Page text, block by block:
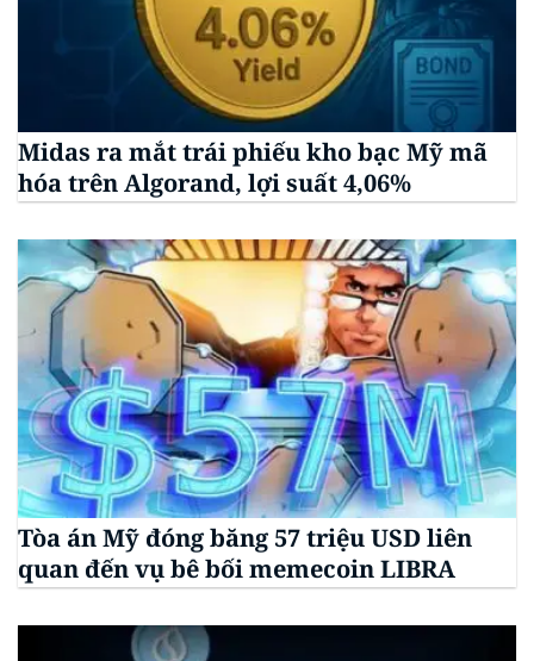
Midas ra mắt trái phiếu kho bạc Mỹ mã
hóa trên Algorand, lợi suất 4,06%
Tòa án Mỹ đóng băng 57 triệu USD liên
quan đến vụ bê bối memecoin LIBRA